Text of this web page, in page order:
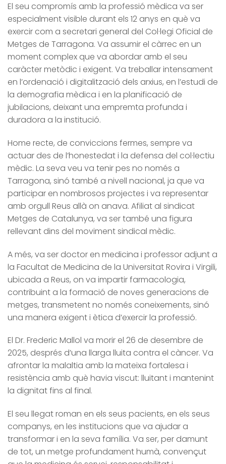
El seu compromís amb la professió mèdica va ser
especialment visible durant els 12 anys en què va
exercir com a secretari general del Col·legi Oficial de
Metges de Tarragona. Va assumir el càrrec en un
moment complex que va abordar amb el seu
caràcter metòdic i exigent. Va treballar intensament
en l’ordenació i digitalització dels arxius, en l’estudi de
la demografia mèdica i en la planificació de
jubilacions, deixant una empremta profunda i
duradora a la institució.
Home recte, de conviccions fermes, sempre va
actuar des de l’honestedat i la defensa del col·lectiu
mèdic. La seva veu va tenir pes no només a
Tarragona, sinó també a nivell nacional, ja que va
participar en nombrosos projectes i va representar
amb orgull Reus allà on anava. Afiliat al sindicat
Metges de Catalunya, va ser també una figura
rellevant dins del moviment sindical mèdic.
A més, va ser doctor en medicina i professor adjunt a
la Facultat de Medicina de la Universitat Rovira i Virgili,
ubicada a Reus, on va impartir farmacologia,
contribuint a la formació de noves generacions de
metges, transmetent no només coneixements, sinó
una manera exigent i ètica d’exercir la professió.
El Dr. Frederic Mallol va morir el 26 de desembre de
2025, després d’una llarga lluita contra el càncer. Va
afrontar la malaltia amb la mateixa fortalesa i
resistència amb què havia viscut: lluitant i mantenint
la dignitat fins al final.
El seu llegat roman en els seus pacients, en els seus
companys, en les institucions que va ajudar a
transformar i en la seva família. Va ser, per damunt
de tot, un metge profundament humà, convençut